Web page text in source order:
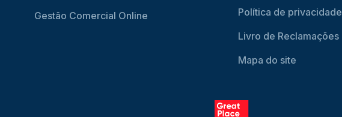
Gestão Comercial Online
Política de privacidade
Livro de Reclamações
Mapa do site